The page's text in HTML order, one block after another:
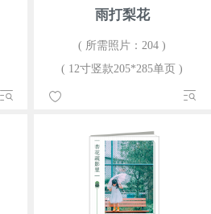
雨打梨花
( 所需照片：204 )
( 12寸竖款205*285单页 )